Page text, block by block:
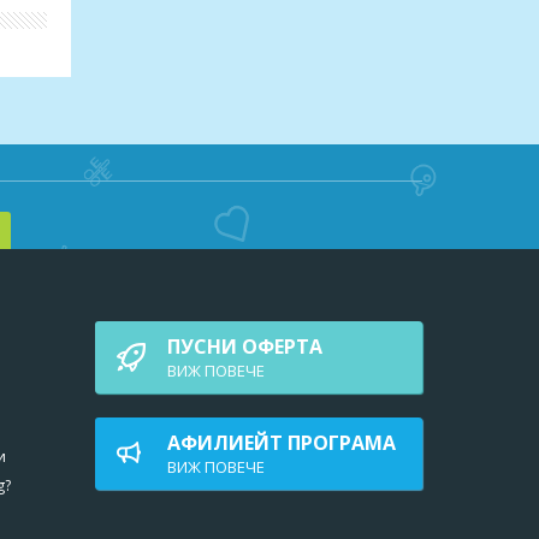
ПУСНИ ОФЕРТА
ВИЖ ПОВEЧЕ
АФИЛИЕЙТ ПРОГРАМА
ВИЖ ПОВEЧЕ